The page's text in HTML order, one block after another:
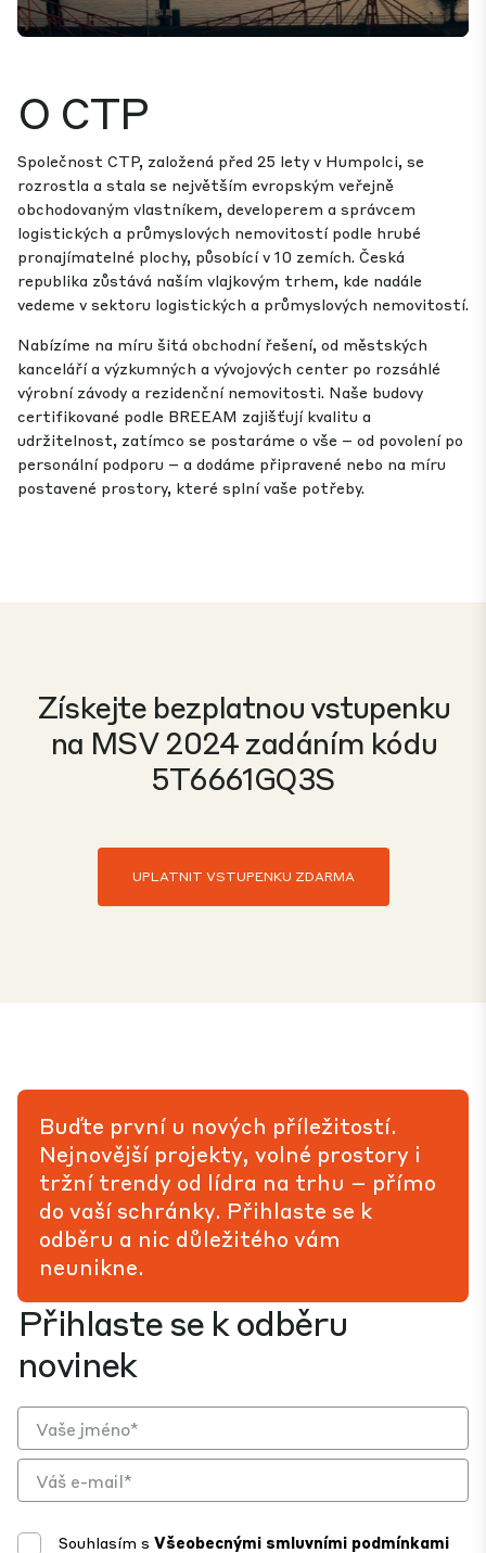
Mute Settings
O CTP
Společnost CTP, založená před 25 lety v Humpolci, se
rozrostla a stala se největším evropským veřejně
obchodovaným vlastníkem, developerem a správcem
logistických a průmyslových nemovitostí podle hrubé
pronajímatelné plochy, působící v 10 zemích. Česká
republika zůstává naším vlajkovým trhem, kde nadále
vedeme v sektoru logistických a průmyslových nemovitostí.
Nabízíme na míru šitá obchodní řešení, od městských
kanceláří a výzkumných a vývojových center po rozsáhlé
výrobní závody a rezidenční nemovitosti. Naše budovy
certifikované podle BREEAM zajišťují kvalitu a
udržitelnost, zatímco se postaráme o vše – od povolení po
personální podporu – a dodáme připravené nebo na míru
postavené prostory, které splní vaše potřeby.
Získejte bezplatnou vstupenku
na MSV 2024 zadáním kódu
5T6661GQ3S
UPLATNIT VSTUPENKU ZDARMA
Přihlaste se k odběru
novinek
Souhlasím s Všeobecnými smluvními podmínkami
Buďte první u nových příležitostí.
Nejnovější projekty, volné prostory i
tržní trendy od lídra na trhu – přímo
do vaší schránky. Přihlaste se k
odběru a nic důležitého vám
neunikne.